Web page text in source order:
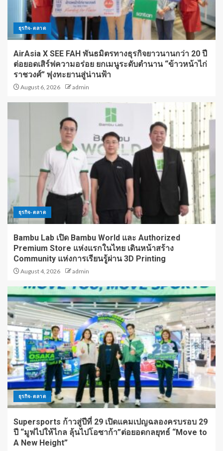
ธุรกิจ-ตลาด
AirAsia X SEE FAH พันธมิตรทางธุรกิจยาวนานกว่า 20 ปี
ต่อยอดเสิร์ฟความอร่อย ยกเมนูระดับตำนาน “ข้าวหน้าไก่
ราชวงศ์” พุ่งทะยานสู่น่านฟ้า
August 6, 2026 admin
ธุรกิจ-ตลาด
Bambu Lab เปิด Bambu World และ Authorized
Premium Store แห่งแรกในไทย เดินหน้าสร้าง
Community แห่งการเรียนรู้ผ่าน 3D Printing
August 4, 2026 admin
ธุรกิจ-ตลาด
Supersports ก้าวสู่ปีที่ 29 เปิดแคมเปญฉลองครบรอบ 29
ปี “มูฟไปให้ไกล ลุ้นไปโอซาก้า”ต่อยอดกลยุทธ์ “Move to
A New Height”